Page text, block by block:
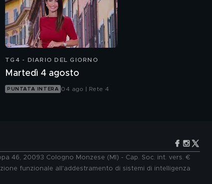
TG4 - DIARIO DEL GIORNO
Martedì 4 agosto
PUNTATA INTERA 04 ago | Rete 4
46, 20093 Cologno Monzese (MI) - Cap. Soc. int. vers. €
funzionale all'addestramento di sistemi di intelligenza